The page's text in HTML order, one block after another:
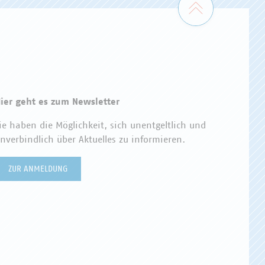
geht es zum Newsletter
haben die Möglichkeit, sich unentgeltlich und
über Aktuelles zu informieren.
ZUR ANMELDUNG